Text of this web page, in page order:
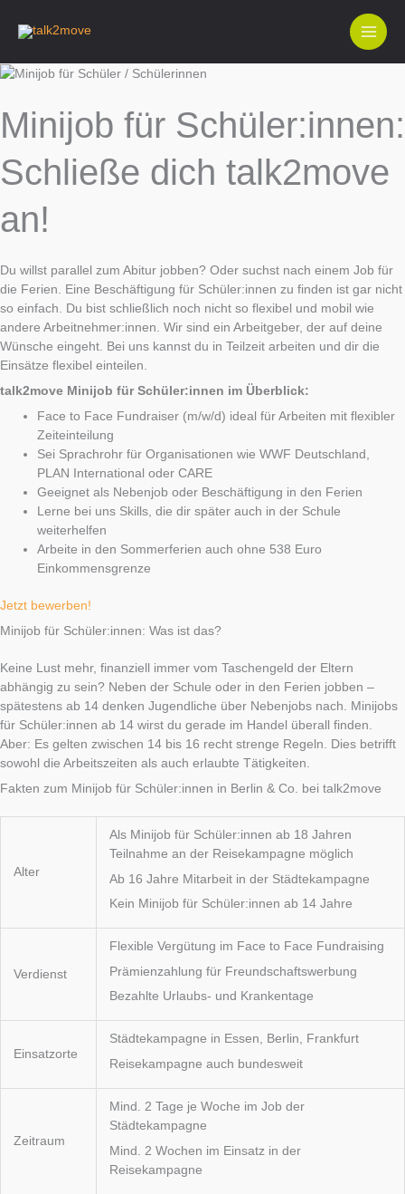
Inhalt
Minijob für Schüler:innen:
Schließe dich talk2move
an!
Du willst parallel zum Abitur jobben? Oder suchst nach einem Job für
die Ferien. Eine Beschäftigung für Schüler:innen zu finden ist gar nicht
so einfach. Du bist schließlich noch nicht so flexibel und mobil wie
andere Arbeitnehmer:innen. Wir sind ein Arbeitgeber, der auf deine
Wünsche eingeht. Bei uns kannst du in Teilzeit arbeiten und dir die
Einsätze flexibel einteilen.
talk2move Minijob für Schüler:innen im Überblick:
Face to Face Fundraiser (m/w/d) ideal für Arbeiten mit flexibler
Zeiteinteilung
Sei Sprachrohr für Organisationen wie WWF Deutschland,
PLAN International oder CARE
Geeignet als Nebenjob oder Beschäftigung in den Ferien
Lerne bei uns Skills, die dir später auch in der Schule
weiterhelfen
Arbeite in den Sommerferien auch ohne 538 Euro
Einkommensgrenze
Jetzt bewerben!
Minijob für Schüler:innen: Was ist das?
Keine Lust mehr, finanziell immer vom Taschengeld der Eltern
abhängig zu sein? Neben der Schule oder in den Ferien jobben –
spätestens ab 14 denken Jugendliche über Nebenjobs nach. Minijobs
für Schüler:innen ab 14 wirst du gerade im Handel überall finden.
Aber: Es gelten zwischen 14 bis 16 recht strenge Regeln. Dies betrifft
sowohl die Arbeitszeiten als auch erlaubte Tätigkeiten.
Fakten zum Minijob für Schüler:innen in Berlin & Co. bei talk2move
Alter
Als Minijob für Schüler:innen ab 18 Jahren
Teilnahme an der Reisekampagne möglich
Ab 16 Jahre Mitarbeit in der Städtekampagne
Kein Minijob für Schüler:innen ab 14 Jahre
Verdienst
Flexible Vergütung im Face to Face Fundraising
Prämienzahlung für Freundschaftswerbung
Bezahlte Urlaubs- und Krankentage
Einsatzorte
Städtekampagne in Essen, Berlin, Frankfurt
Reisekampagne auch bundesweit
Zeitraum
Mind. 2 Tage je Woche im Job der
Städtekampagne
Mind. 2 Wochen im Einsatz in der
Reisekampagne